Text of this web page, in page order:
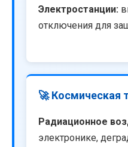
Электростанции:
отключения для
🚀 Космическая
Радиационное
электронике,